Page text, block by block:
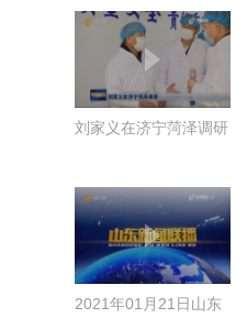
刘家义在济宁菏泽调研
2021年01月21日山东